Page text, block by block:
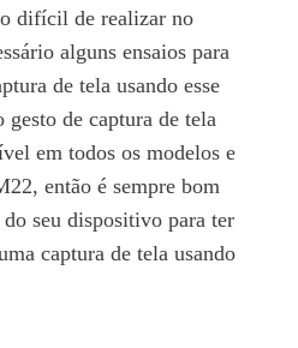
difícil de realizar no
alguns ensaios para
de tela usando esse
de captura de tela
em todos os modelos e
então é sempre bom
seu dispositivo para ter
captura de tela usando